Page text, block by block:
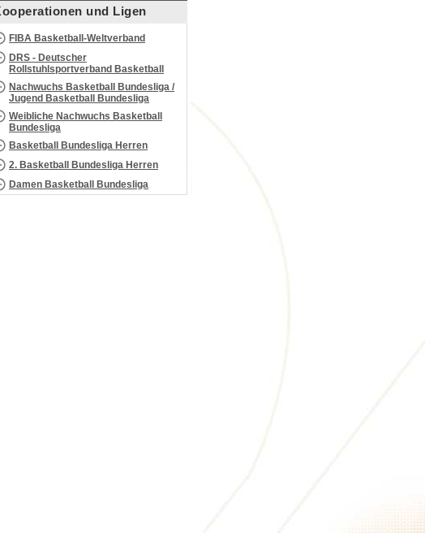
und Ligen
FIBA Basketball-Weltverband
DRS - Deutscher
Rollstuhlsportverband Basketball
Nachwuchs Basketball Bundesliga /
Jugend Basketball Bundesliga
Weibliche Nachwuchs Basketball
Bundesliga
Basketball Bundesliga Herren
2. Basketball Bundesliga Herren
Damen Basketball Bundesliga